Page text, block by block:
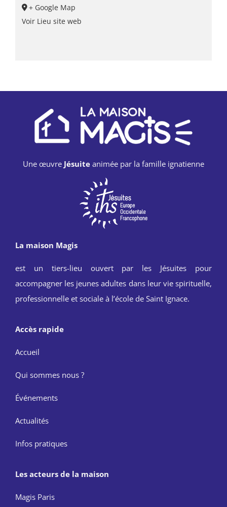
+ Google Map
Voir Lieu site web
Une œuvre Jésuite animée par la famille ignatienne
La maison Magis
est un tiers-lieu ouvert par les Jésuites pour
accompagner les jeunes adultes dans leur vie spirituelle,
professionnelle et sociale à l’école de Saint Ignace.
Accès rapide
Accueil
Qui sommes nous ?
Événements
Actualités
Infos pratiques
Les acteurs de la maison
Magis Paris